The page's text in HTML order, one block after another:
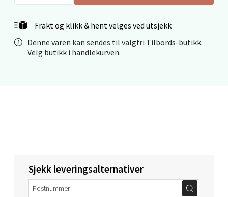
Frakt og klikk & hent velges ved utsjekk
Denne varen kan sendes til valgfri Tilbords-butikk.
Velg butikk i handlekurven.
Sjekk leveringsalternativer
Ålesund - Thon Senter Moa
Molde - Moldetorget